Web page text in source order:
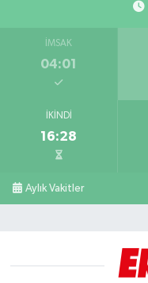
İMSAK
04:01
İKINDI
16:28
Aylık Vakitler